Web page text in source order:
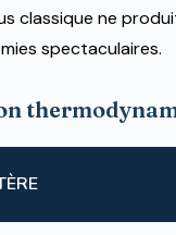
classique ne
spectaculaires.